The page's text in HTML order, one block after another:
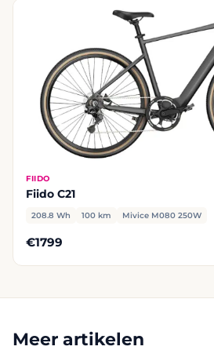
FIIDO
Fiido C21
208.8 Wh 100 km Mivice M080 250W
€1799
Meer artikelen